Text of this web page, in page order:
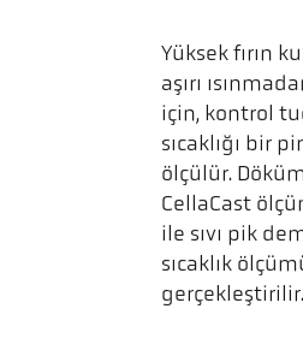
Yüksek fırın
aşırı
için, kontrol
sıcaklığı bir
ölçülür.
CellaCast
ile sıvı pik
sıcaklık
gerçekleştirilir.